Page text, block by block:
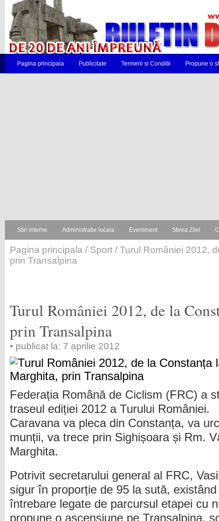
Pagina principala Publicitate Termeni si Conditii Propune o
Stiri interne Administratie locala Eveniment Stirea Zilei
Pagina principala / Sport / Turul României 2012,
prin Transalpina
Turul României 2012, de la
prin Transalpina
• publicat la: 7 aprilie 2012
Federația Română de Ciclism (FRC) a
traseul ediției 2012 a Turului României.
Caravana va pleca din Constanța, va
munții, va trece prin Sighișoara și Rm.
Marghita.
Potrivit secretarului general al FRC,
sigur în proporție de 95 la sută,
întrebare legate de parcursul etapei cu
propune o ascensiune pe Transalpina,